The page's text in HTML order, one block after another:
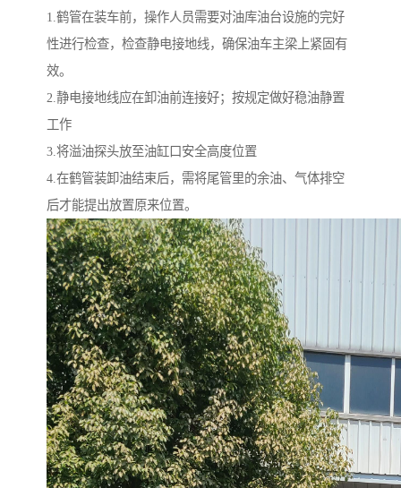
1.鹤管在装车前，操作人员需要对油库油台设施的完好
性进行检查，检查静电接地线，确保油车主梁上紧固有
效。
2.静电接地线应在卸油前连接好；按规定做好稳油静置
工作
3.将溢油探头放至油缸口安全高度位置
4.在鹤管装卸油结束后，需将尾管里的余油、气体排空
后才能提出放置原来位置。